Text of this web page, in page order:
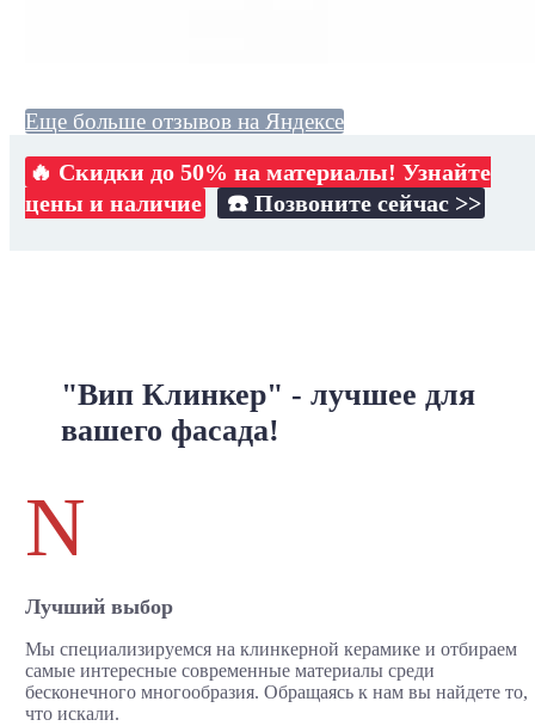
Еще больше отзывов на Яндексе
🔥 Скидки до 50% на материалы! Узнайте
цены и наличие
☎️ Позвоните сейчас >>
"Вип Клинкер" - лучшее для
вашего фасада!
N
Лучший выбор
Мы специализируемся на клинкерной керамике и отбираем
самые интересные современные материалы среди
бесконечного многообразия. Обращаясь к нам вы найдете то,
что искали.